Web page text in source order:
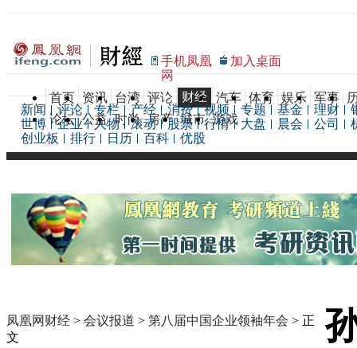
手机凤凰
网
加入桌面
首页 资讯 台湾 评论 财经 汽车 体育 娱乐 军事
论坛 公益 时尚 房产 城市 游戏
新闻 评论 专栏 产经 消费 视频 专题 基金 理财
世博
企业 人物 滚动 股票 行情 大盘 晨会 公司
创业板
排行 日历 百科 优股
凤凰网财经 > 会议报道 > 第八届中国企业领袖年会 > 正
文